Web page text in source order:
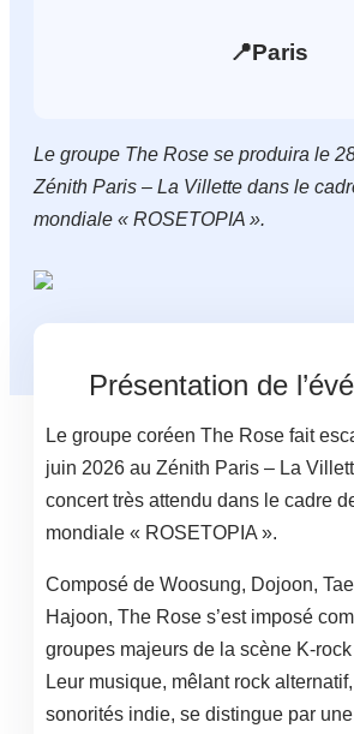
📍Paris
Le groupe The Rose se produira le
Zénith Paris – La Villette dans le
mondiale « ROSETOPIA ».
Présentation de
Le groupe coréen The Rose fait
juin 2026 au Zénith Paris – La
concert très attendu dans le cadre
mondiale « ROSETOPIA ».
Composé de Woosung, Dojoon,
Hajoon, The Rose s’est imposé
groupes majeurs de la scène K-
Leur musique, mêlant rock
sonorités indie, se distingue par